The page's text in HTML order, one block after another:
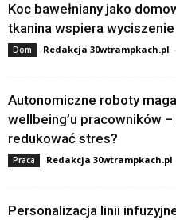
Koc bawełniany jako
tkanina wspiera wyciszenie
Dom Redakcja 30wtrampkach.pl -
Autonomiczne roboty
wellbeing’u pracowników
redukować stres?
Praca Redakcja 30wtrampkach.pl
Personalizacja linii